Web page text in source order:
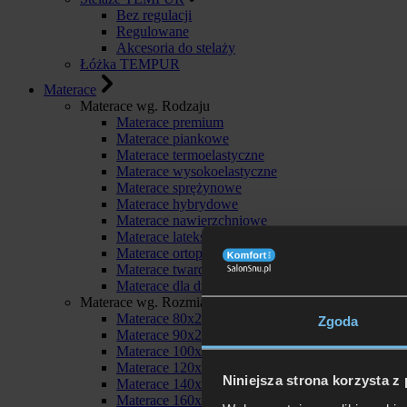
Zgoda
Niniejsza strona korzysta z
Bez regulacji
Regulowane
Akcesoria do stelaży
Łóżka TEMPUR
Materace
Materace wg. Rodzaju
Materace premium
Materace piankowe
Materace termoelastyczne
Materace wysokoelastyczne
Materace sprężynowe
Materace hybrydowe
Materace nawierzchniowe
Materace lateksowe
Materace ortopedyczne
Materace twarde
Materace dla dzieci
Materace wg. Rozmiaru
Materace 80x200
Materace 90x200
Materace 100x200
Materace 120x200
Materace 140x200
Materace 160x200